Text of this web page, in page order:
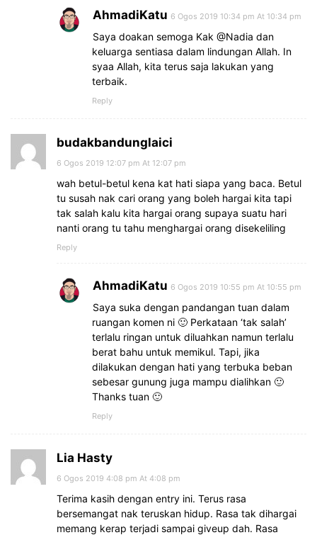
AhmadiKatu 6 Ogos 2019 10:34 pm At 10:34 pm
Saya doakan semoga Kak @Nadia dan
keluarga sentiasa dalam lindungan Allah. In
syaa Allah, kita terus saja lakukan yang
terbaik.
Reply
budakbandunglaici
6 Ogos 2019 12:07 pm At 12:07 pm
wah betul-betul kena kat hati siapa yang baca. Betul
tu susah nak cari orang yang boleh hargai kita tapi
tak salah kalu kita hargai orang supaya suatu hari
nanti orang tu tahu menghargai orang disekeliling
Reply
AhmadiKatu 6 Ogos 2019 10:55 pm At 10:55 pm
Saya suka dengan pandangan tuan dalam
ruangan komen ni 🙂 Perkataan ‘tak salah’
terlalu ringan untuk diluahkan namun terlalu
berat bahu untuk memikul. Tapi, jika
dilakukan dengan hati yang terbuka beban
sebesar gunung juga mampu dialihkan 🙂
Thanks tuan 🙂
Reply
Lia Hasty
6 Ogos 2019 4:08 pm At 4:08 pm
Terima kasih dengan entry ini. Terus rasa
bersemangat nak teruskan hidup. Rasa tak dihargai
memang kerap terjadi sampai giveup dah. Rasa